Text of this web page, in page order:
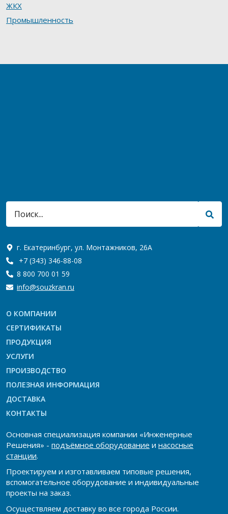
ЖКХ
Промышленность
г. Екатеринбург, ул. Монтажников, 26А
+7 (343) 346-88-08
8 800 700 01 59
info@souzkran.ru
О КОМПАНИИ
СЕРТИФИКАТЫ
ПРОДУКЦИЯ
УСЛУГИ
ПРОИЗВОДСТВО
ПОЛЕЗНАЯ ИНФОРМАЦИЯ
ДОСТАВКА
КОНТАКТЫ
Основная специализация компании «Инженерные
Решения» - подъёмное оборудование и насосные
станции.
Проектируем и изготавливаем типовые решения,
вспомогательное оборудование и индивидуальные
проекты на заказ.
Осуществляем доставку во все города России.